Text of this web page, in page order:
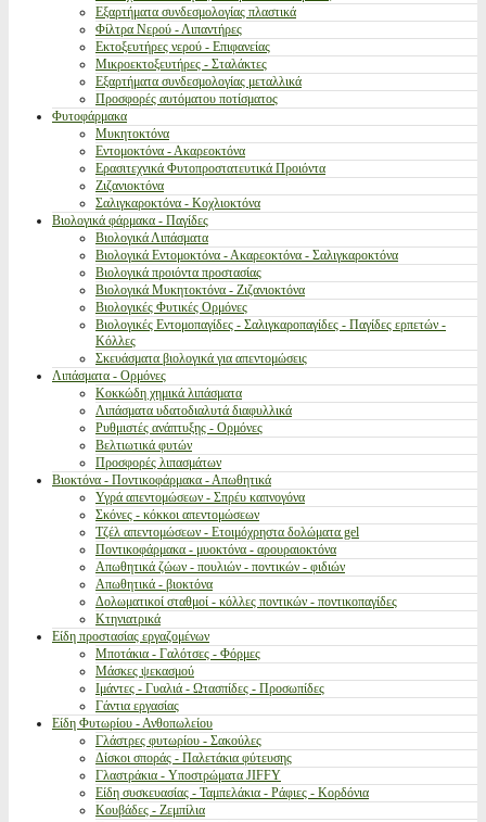
Εξαρτήματα συνδεσμολογίας πλαστικά
Φίλτρα Νερού - Λιπαντήρες
Εκτοξευτήρες νερού - Επιφανείας
Μικροεκτοξευτήρες - Σταλάκτες
Εξαρτήματα συνδεσμολογίας μεταλλικά
Προσφορές αυτόματου ποτίσματος
Φυτοφάρμακα
Μυκητοκτόνα
Εντομοκτόνα - Ακαρεοκτόνα
Ερασιτεχνικά Φυτοπροστατευτικά Προιόντα
Ζιζανιοκτόνα
Σαλιγκαροκτόνα - Κοχλιοκτόνα
Βιολογικά φάρμακα - Παγίδες
Βιολογικά Λιπάσματα
Βιολογικά Εντομοκτόνα - Ακαρεοκτόνα - Σαλιγκαροκτόνα
Βιολογικά προιόντα προστασίας
Βιολογικά Μυκητοκτόνα - Ζιζανιοκτόνα
Βιολογικές Φυτικές Ορμόνες
Βιολογικές Εντομοπαγίδες - Σαλιγκαροπαγίδες - Παγίδες ερπετών -
Κόλλες
Σκευάσματα βιολογικά για απεντομώσεις
Λιπάσματα - Ορμόνες
Κοκκώδη χημικά λιπάσματα
Λιπάσματα υδατοδιαλυτά διαφυλλικά
Ρυθμιστές ανάπτυξης - Ορμόνες
Βελτιωτικά φυτών
Προσφορές λιπασμάτων
Βιοκτόνα - Ποντικοφάρμακα - Απωθητικά
Υγρά απεντομώσεων - Σπρέυ καπνογόνα
Σκόνες - κόκκοι απεντομώσεων
Τζέλ απεντομώσεων - Ετοιμόχρηστα δολώματα gel
Ποντικοφάρμακα - μυοκτόνα - αρουραιοκτόνα
Απωθητικά ζώων - πουλιών - ποντικών - φιδιών
Απωθητικά - βιοκτόνα
Δολωματικοί σταθμοί - κόλλες ποντικών - ποντικοπαγίδες
Κτηνιατρικά
Είδη προστασίας εργαζομένων
Μποτάκια - Γαλότσες - Φόρμες
Μάσκες ψεκασμού
Ιμάντες - Γυαλιά - Ωτασπίδες - Προσωπίδες
Γάντια εργασίας
Είδη Φυτωρίου - Ανθοπωλείου
Γλάστρες φυτωρίου - Σακούλες
Δίσκοι σποράς - Παλετάκια φύτευσης
Γλαστράκια - Υποστρώματα JIFFY
Είδη συσκευασίας - Ταμπελάκια - Ράφιες - Κορδόνια
Κουβάδες - Ζεμπίλια